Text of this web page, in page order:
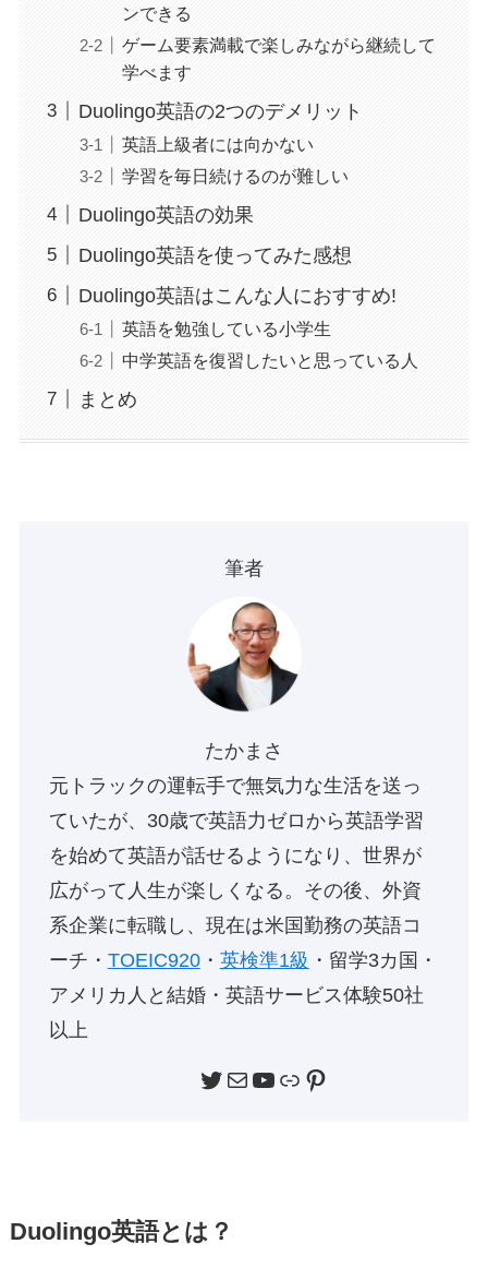
ンできる
ゲーム要素満載で楽しみながら継続して
学べます
Duolingo英語の2つのデメリット
英語上級者には向かない
学習を毎日続けるのが難しい
Duolingo英語の効果
Duolingo英語を使ってみた感想
Duolingo英語はこんな人におすすめ!
英語を勉強している小学生
中学英語を復習したいと思っている人
まとめ
筆者
たかまさ
元トラックの運転手で無気力な生活を送っ
ていたが、30歳で英語力ゼロから英語学習
を始めて英語が話せるようになり、世界が
広がって人生が楽しくなる。その後、外資
系企業に転職し、現在は米国勤務の英語コ
ーチ・ TOEIC920・ 英検準1級 ・留学3カ国・
アメリカ人と結婚・英語サービス体験50社
以上
Twitter メールYouTube リンク Pinterest
Duolingo英語とは？